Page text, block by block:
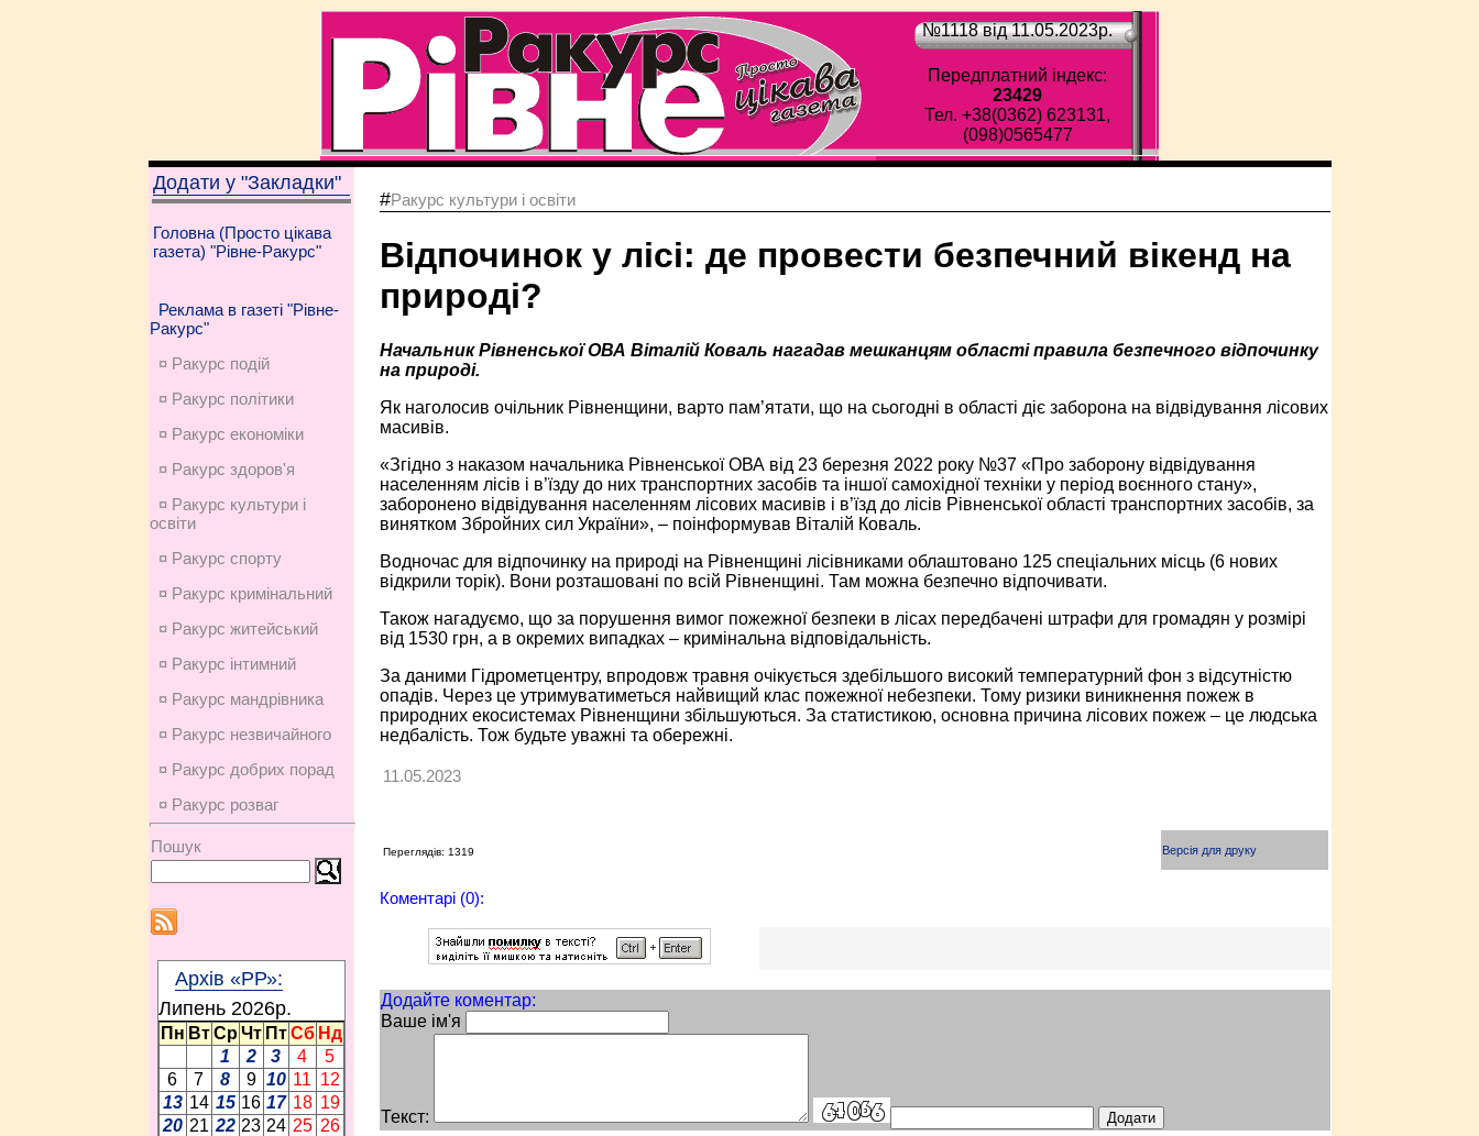
№1118 від 11.05.2023p.
Передплатний індекс:
23429
Тел. +38(0362) 623131,
(098)0565477
Додати у "Закладки"
Головна (Просто цікава
газета) "Рівне-Ракурс"
Реклама в газеті "Рівне-
Ракурс"
¤ Ракурс подій
¤ Ракурс політики
¤ Ракурс економiки
¤ Ракурс здоров'я
¤ Ракурс культури і
освіти
¤ Ракурс спорту
¤ Ракурс кримінальний
¤ Ракурс житейський
¤ Ракурс інтимний
¤ Ракурс мандрівника
¤ Ракурс незвичайного
¤ Ракурс добрих порад
¤ Ракурс розваг
Пошук
Архів «РР»:
Липень 2026p.
Пн Вт Ср Чт Пт Сб Нд
1
2 3 4
5
6
7 8 9 10 11 12
13 14 15 16 17 18 19
20 21 22 23 24 25 26
#Ракурс культури і освіти
Відпочинок у лісі: де провести безпечний вікенд на
природі?
Начальник Рівненської ОВА Віталій Коваль нагадав мешканцям області правила безпечного відпочинку
на природі.
Як наголосив очільник Рівненщини, варто пам’ятати, що на сьогодні в області діє заборона на відвідування лісових
масивів.
«Згідно з наказом начальника Рівненської ОВА від 23 березня 2022 року №37 «Про заборону відвідування
населенням лісів і в’їзду до них транспортних засобів та іншої самохідної техніки у період воєнного стану»,
заборонено відвідування населенням лісових масивів і в’їзд до лісів Рівненської області транспортних засобів, за
винятком Збройних сил України», – поінформував Віталій Коваль.
Водночас для відпочинку на природі на Рівненщині лісівниками облаштовано 125 спеціальних місць (6 нових
відкрили торік). Вони розташовані по всій Рівненщині. Там можна безпечно відпочивати.
Також нагадуємо, що за порушення вимог пожежної безпеки в лісах передбачені штрафи для громадян у розмірі
від 1530 грн, а в окремих випадках – кримінальна відповідальність.
За даними Гідрометцентру, впродовж травня очікується здебільшого високий температурний фон з відсутністю
опадів. Через це утримуватиметься найвищий клас пожежної небезпеки. Тому ризики виникнення пожеж в
природних екосистемах Рівненщини збільшуються. За статистикою, основна причина лісових пожеж – це людська
недбалість. Тож будьте уважні та обережні.
11.05.2023
Переглядів: 1319 Версія для друку
Коментарі (0):
Додайте коментар:
Ваше ім'я
Текст: